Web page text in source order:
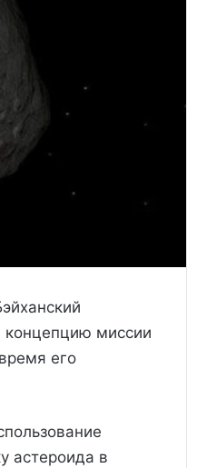
концепцию миссии
его
астероида в